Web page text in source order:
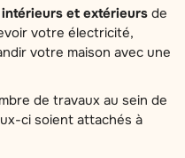
et extérieurs de
votre électricité,
votre maison avec une
de travaux au sein de
ci soient attachés à